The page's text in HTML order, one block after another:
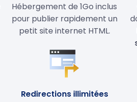
Hébergement de 1Go inclus
pour publier rapidement un
petit site internet HTML.
Redirections illimitées